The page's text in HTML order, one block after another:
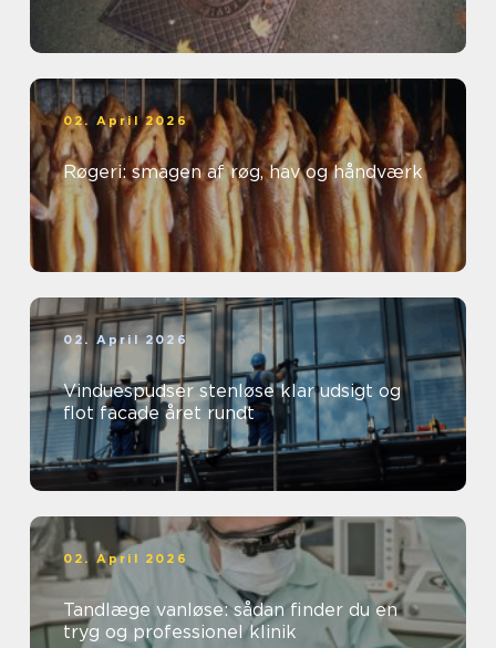
02. April 2026
Røgeri: smagen af røg, hav og håndværk
02. April 2026
Vinduespudser stenløse klar udsigt og
flot facade året rundt
02. April 2026
Tandlæge vanløse: sådan finder du en
tryg og professionel klinik